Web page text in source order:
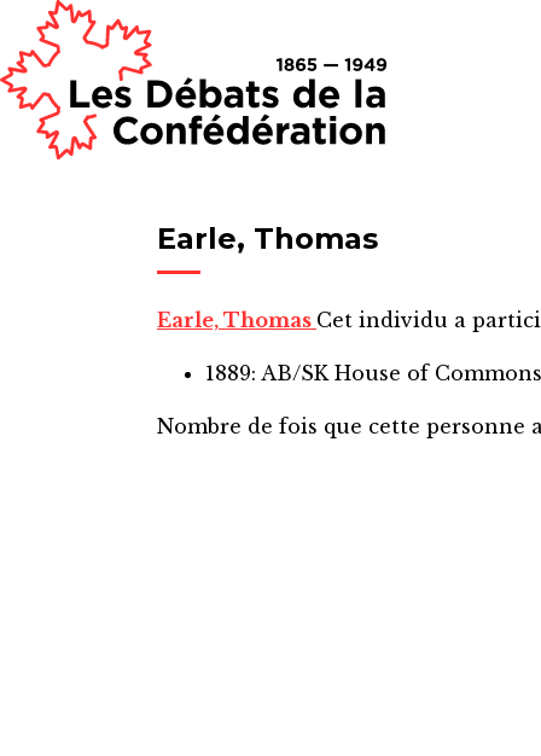
Earle, Thomas
Earle, Thomas Cet individu a
1889: AB/SK House of
Nombre de fois que cette personne